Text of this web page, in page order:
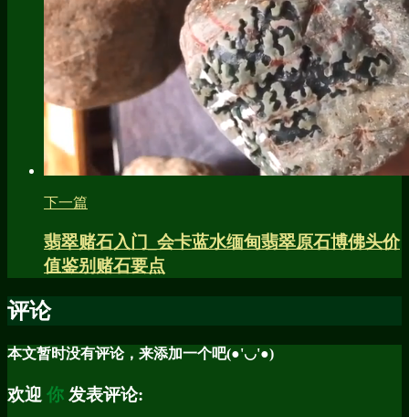
下一篇
翡翠赌石入门_会卡蓝水缅甸翡翠原石博佛头价
值鉴别赌石要点
评论
本文暂时没有评论，来添加一个吧(●'◡'●)
欢迎 你 发表评论: